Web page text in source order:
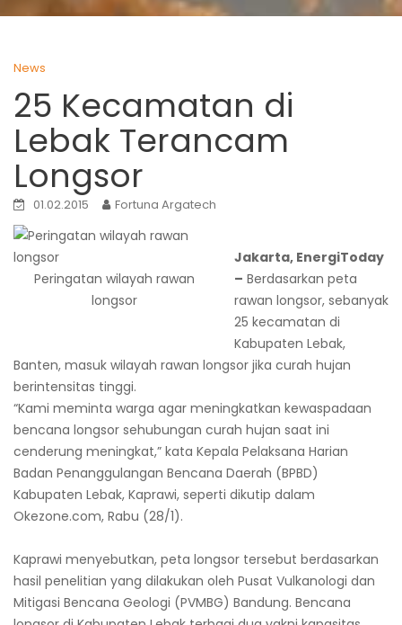
News
25 Kecamatan di
Lebak Terancam
Longsor
01.02.2015 Fortuna Argatech
Peringatan wilayah rawan
longsor
Jakarta, EnergiToday
– Berdasarkan peta
rawan longsor, sebanyak
25 kecamatan di
Kabupaten Lebak,
Banten, masuk wilayah rawan longsor jika curah hujan
berintensitas tinggi.
“Kami meminta warga agar meningkatkan kewaspadaan
bencana longsor sehubungan curah hujan saat ini
cenderung meningkat,” kata Kepala Pelaksana Harian
Badan Penanggulangan Bencana Daerah (BPBD)
Kabupaten Lebak, Kaprawi, seperti dikutip dalam
Okezone.com, Rabu (28/1).
Kaprawi menyebutkan, peta longsor tersebut berdasarkan
hasil penelitian yang dilakukan oleh Pusat Vulkanologi dan
Mitigasi Bencana Geologi (PVMBG) Bandung. Bencana